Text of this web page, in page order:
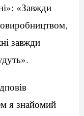
«Завжди
завжди
я знайомий